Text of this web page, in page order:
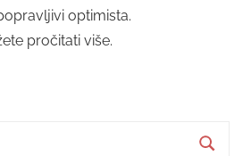
optimista.
pročitati više.